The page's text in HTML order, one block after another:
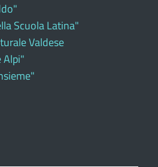
Scuola Latina"
Valdese
Alpi"